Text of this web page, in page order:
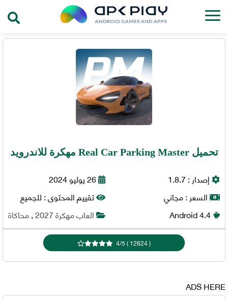
تحميل Real Car Parking Master مهكرة للاندرويد
إصدار :1.8.7
السعر :مجاني
Android4.4
26 يوليو 2024
تقييم المحتوى :للجميع
العاب مهكرة 2027
,محاكاة
(
12624
)
4/5
ADS HERE